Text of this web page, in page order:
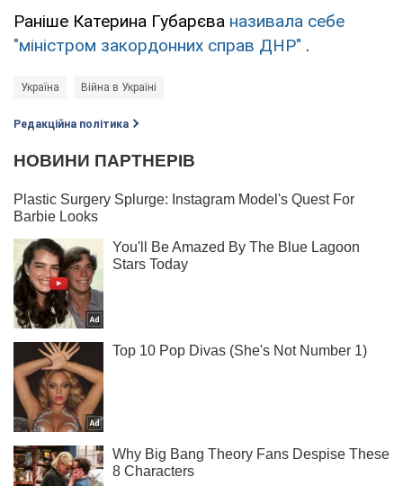
Раніше Катерина Губарєва називала себе
"міністром закордонних справ ДНР" .
Україна Війна в Україні
Редакційна політика